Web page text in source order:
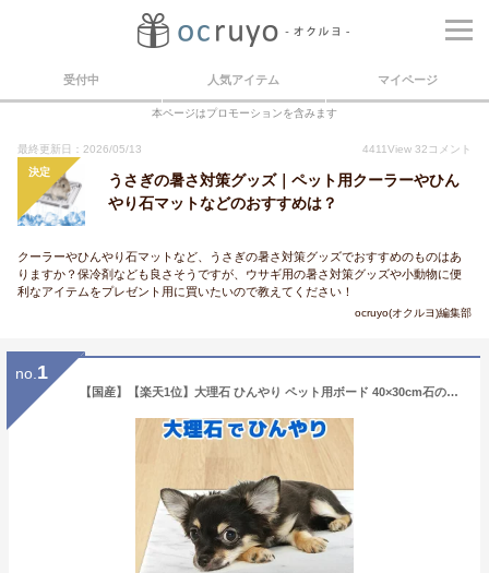
受付中 人気アイテム マイページ
本ページはプロモーションを含みます
最終更新日：2026/05/13 4411View 32 コメント
決定
うさぎの暑さ対策グッズ｜ペット用クーラーやひん
やり石マットなどのおすすめは？
クーラーやひんやり石マットなど、うさぎの暑さ対策グッズでおすすめのものはあ
りますか？保冷剤なども良さそうですが、ウサギ用の暑さ対策グッズや小動物に便
利なアイテムをプレゼント用に買いたいので教えてください！
ocruyo(オクルヨ)編集部
no. 1
【国産】【楽天1位】大理石 ひんやり ペット用ボード 40×30cm石の色 おまかせ 厚み1.7〜3cm 汚れにくく 扱い易い 暑さ対策 熱中症対策 クール マット ベッド 犬 猫 夏 暑さ 冷感節電 ペット用品 ギフト 暑さ対策グッズ